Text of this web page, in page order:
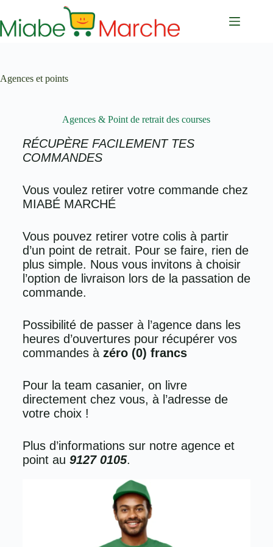
Agences et points
Agences & Point de retrait des courses
RÉCUPÈRE FACILEMENT TES
COMMANDES
Vous voulez retirer votre commande chez
MIABÉ MARCHÉ
Vous pouvez retirer votre colis à partir
d’un point de retrait. Pour se faire, rien de
plus simple. Nous vous invitons à choisir
l’option de livraison lors de la passation de
commande.
Possibilité de passer à l’agence dans les
heures d’ouvertures pour récupérer vos
commandes à zéro (0) francs
Pour la team casanier, on livre
directement chez vous, à l’adresse de
votre choix !
Plus d’informations sur notre agence et
point au 9127 0105.